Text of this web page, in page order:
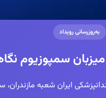
به‌روزرسانی رویداد
سمپوزیوم
ایران شعبه مازندران،